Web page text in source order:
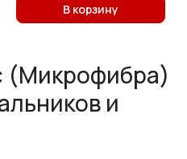
В корзину
(Микрофибра)
и